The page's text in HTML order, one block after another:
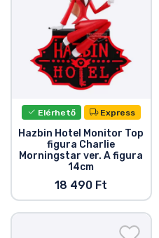
Elérhető Express
Hazbin Hotel Monitor Top
figura Charlie
Morningstar ver. A figura
14cm
18 490 Ft
Sorozatos cuccok
Filmes cuccok
Mesés cuccok
Animés cuccok
Gamer cuccok
Sportos cuccok